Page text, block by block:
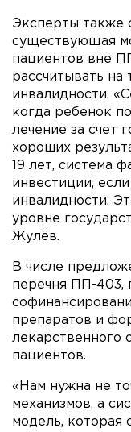
Эксперты также
существующая
пациентов вне
рассчитывать на
инвалидности.
когда ребенок
лечение за счет
хороших
19 лет, система
инвестиции,
инвалидности.
уровне
Жулёв.
В числе
перечня ПП-403,
препаратов и
лекарственного
пациентов.
«Нам нужна не
механизмов, а
модель, которая